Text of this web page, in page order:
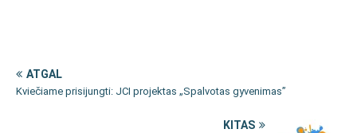
ATGAL
Kviečiame prisijungti: JCI projektas „Spalvotas gyvenimas”
KITAS